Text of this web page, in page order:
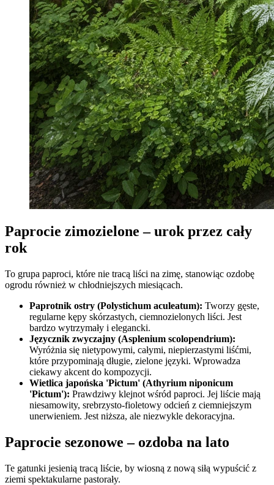
Paprocie zimozielone – urok przez cały
rok
To grupa paproci, które nie tracą liści na zimę, stanowiąc ozdobę
ogrodu również w chłodniejszych miesiącach.
Paprotnik ostry (Polystichum aculeatum): Tworzy gęste,
regularne kępy skórzastych, ciemnozielonych liści. Jest
bardzo wytrzymały i elegancki.
Języcznik zwyczajny (Asplenium scolopendrium):
Wyróżnia się nietypowymi, całymi, niepierzastymi liśćmi,
które przypominają długie, zielone języki. Wprowadza
ciekawy akcent do kompozycji.
Wietlica japońska 'Pictum' (Athyrium niponicum
'Pictum'): Prawdziwy klejnot wśród paproci. Jej liście mają
niesamowity, srebrzysto-fioletowy odcień z ciemniejszym
unerwieniem. Jest niższa, ale niezwykle dekoracyjna.
Paprocie sezonowe – ozdoba na lato
Te gatunki jesienią tracą liście, by wiosną z nową siłą wypuścić z
ziemi spektakularne pastorały.